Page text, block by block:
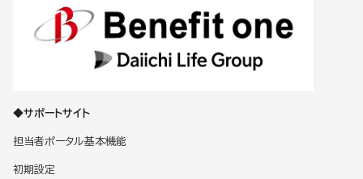
◆サポートサイト
担当者ポータル基本機能
初期設定